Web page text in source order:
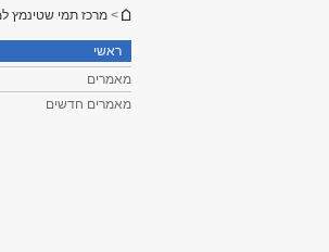
הינך נמצא כאן
> מרכז תמי שטינמץ
ראשי
מאמרים
מאמרים חדשים